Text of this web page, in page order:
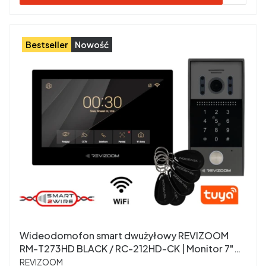
Bestseller Nowość
Wideodomofon smart dwużyłowy REVIZOOM
RM-T273HD BLACK / RC-212HD-CK | Monitor 7"
IPS, WiFi, Szyfrator, RFID
PRODUCENT
REVIZOOM